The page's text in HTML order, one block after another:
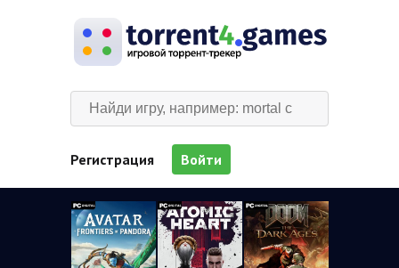
Регистрация Войти